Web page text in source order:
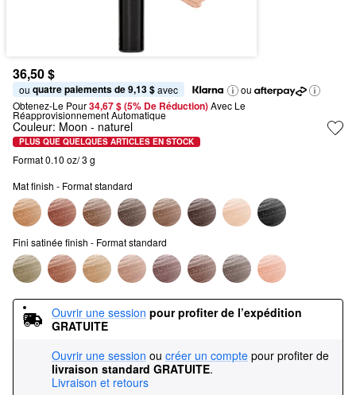
36,50 $
ou quatre paiements de 9,13 $ avec
ou
Obtenez-Le Pour34,67 $ (5% De Réduction) Avec Le
Réapprovisionnement Automatique
Couleur: Moon - naturel
PLUS QUE QUELQUES ARTICLES EN STOCK
Format 0.10 oz/ 3 g
Mat finish - Format standard
Fini satinée finish - Format standard
Ouvrir une session pour profiter de l’expédition
GRATUITE
Ouvrir une session ou créer un compte pour profiter de
livraison standard GRATUITE.
Livraison et retours